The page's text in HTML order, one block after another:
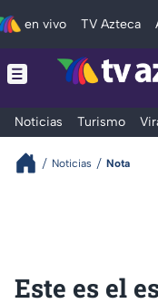
en vivo TV Azteca
Noticias Turismo
Noticias Nota
Este es el